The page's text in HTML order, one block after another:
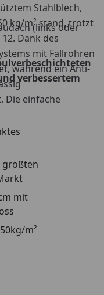
Stahlblech,
kg/m² stand, trotzt
Dank des
mit Fallrohren
während ein Anti-
Die einfache
sorgt dafür, dass
einsatzbereit
breites Anbaudach
(links oder
verbessertem
größten
mit
m²